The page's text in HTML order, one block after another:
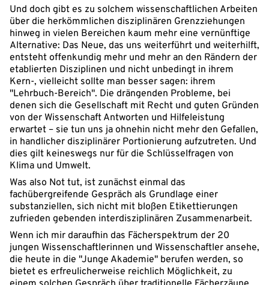
Und doch gibt es zu solchem wissenschaftlichen Arbeiten
über die herkömmlichen disziplinären Grenzziehungen
hinweg in vielen Bereichen kaum mehr eine vernünftige
Alternative: Das Neue, das uns weiterführt und weiterhilft,
entsteht offenkundig mehr und mehr an den Rändern der
etablierten Disziplinen und nicht unbedingt in ihrem
Kern-, vielleicht sollte man besser sagen: ihrem
"Lehrbuch-Bereich". Die drängenden Probleme, bei
denen sich die Gesellschaft mit Recht und guten Gründen
von der Wissenschaft Antworten und Hilfeleistung
erwartet – sie tun uns ja ohnehin nicht mehr den Gefallen,
in handlicher disziplinärer Portionierung aufzutreten. Und
dies gilt keineswegs nur für die Schlüsselfragen von
Klima und Umwelt.
Was also Not tut, ist zunächst einmal das
fachübergreifende Gespräch als Grundlage einer
substanziellen, sich nicht mit bloßen Etikettierungen
zufrieden gebenden interdisziplinären Zusammenarbeit.
Wenn ich mir daraufhin das Fächerspektrum der 20
jungen Wissenschaftlerinnen und Wissenschaftler ansehe,
die heute in die "Junge Akademie" berufen werden, so
bietet es erfreulicherweise reichlich Möglichkeit, zu